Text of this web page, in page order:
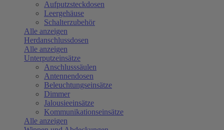
Aufputzsteckdosen
Leergehäuse
Schalterzubehör
Alle anzeigen
Herdanschlussdosen
Alle anzeigen
Unterputzeinsätze
Anschlusssäulen
Antennendosen
Beleuchtungseinsätze
Dimmer
Jalousieeinsätze
Kommunikationseinsätze
Alle anzeigen